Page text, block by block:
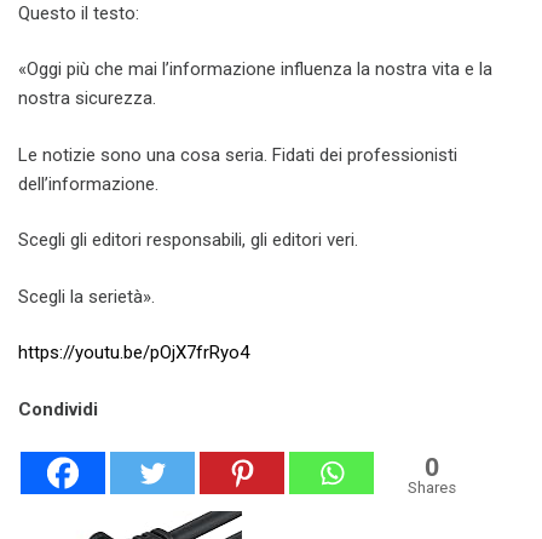
Questo il testo:
«Oggi più che mai l’informazione influenza la nostra vita e la
nostra sicurezza.
Le notizie sono una cosa seria. Fidati dei professionisti
dell’informazione.
Scegli gli editori responsabili, gli editori veri.
Scegli la serietà».
https://youtu.be/pOjX7frRyo4
Condividi
0
Shares